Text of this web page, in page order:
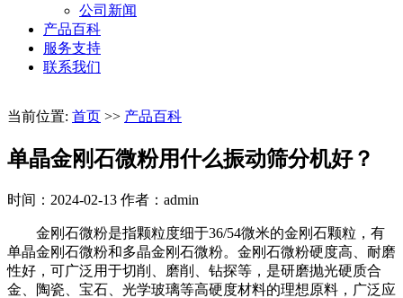
公司新闻
产品百科
服务支持
联系我们
当前位置: 首页 >> 产品百科
单晶金刚石微粉用什么振动筛分机好？
时间：2024-02-13 作者：admin
金刚石微粉是指颗粒度细于36/54微米的金刚石颗粒，有
单晶金刚石微粉和多晶金刚石微粉。金刚石微粉硬度高、耐磨
性好，可广泛用于切削、磨削、钻探等，是研磨抛光硬质合
金、陶瓷、宝石、光学玻璃等高硬度材料的理想原料，广泛应